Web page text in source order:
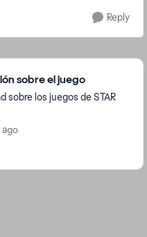
Reply
sobre el juego
sobre los juegos de STAR